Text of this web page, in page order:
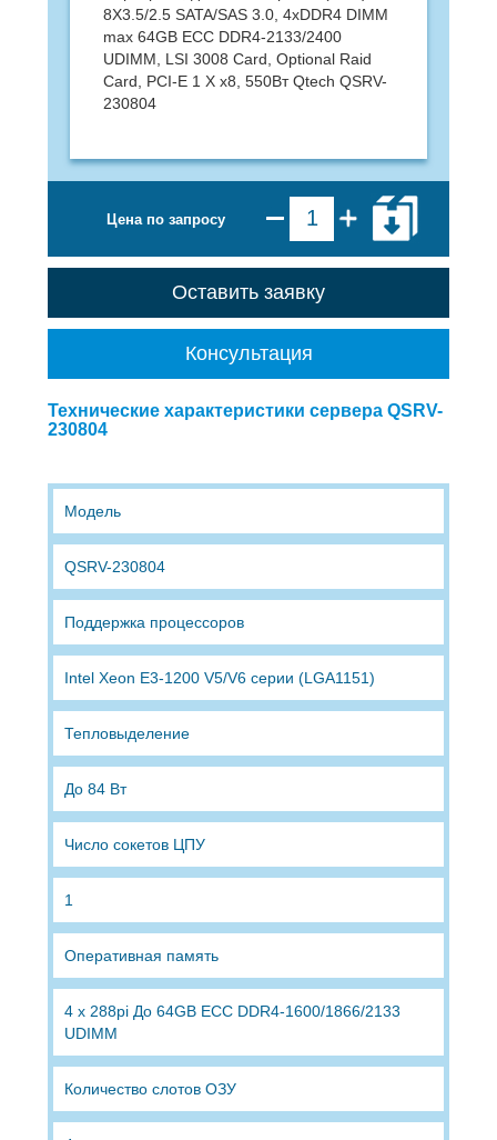
8X3.5/2.5 SATA/SAS 3.0, 4xDDR4 DIMM
max 64GB ECC DDR4-2133/2400
UDIMM, LSI 3008 Card, Optional Raid
Card, PCI-E 1 X x8, 550Вт Qtech QSRV-
230804
Цена по запросу
Оставить заявку
Консультация
Технические характеристики сервера QSRV-
230804
Модель
QSRV-230804
Поддержка процессоров
Intel Xeon E3-1200 V5/V6 серии (LGA1151)
Тепловыделение
До 84 Вт
Число сокетов ЦПУ
1
Оперативная память
4 x 288pi До 64GB ECC DDR4-1600/1866/2133
UDIMM
Количество слотов ОЗУ